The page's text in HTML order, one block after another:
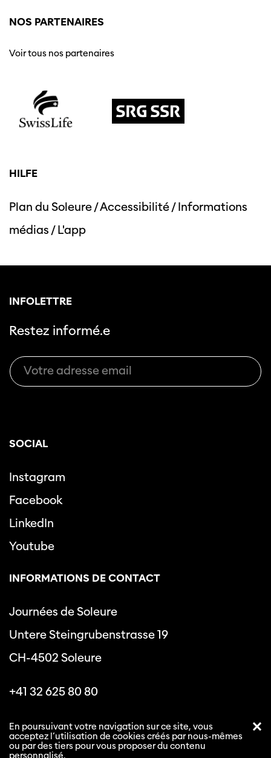
NOS PARTENAIRES
Voir tous nos partenaires
HILFE
Plan du Soleure/Accessibilité/Informations
médias /L'app
INFOLETTRE
Restez informé.e
SOCIAL
Instagram
Facebook
LinkedIn
Youtube
INFORMATIONS DE CONTACT
Journées de Soleure
Untere Steingrubenstrasse 19
CH-4502 Soleure
+41 32 625 80 80
En poursuivant votre navigation sur ce site, vous
acceptez l’utilisation de cookies créés par nous-mêmes
ou par des tiers pour vous proposer du contenu
personnalisé.